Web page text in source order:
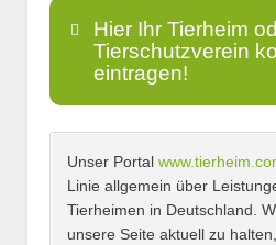
Hier Ihr Tierheim
Tierschutzverein
eintragen!
Name*
Unser Portal
Linie allgemein über
Tierheimen in Deutschland.
unsere Seite aktuell zu